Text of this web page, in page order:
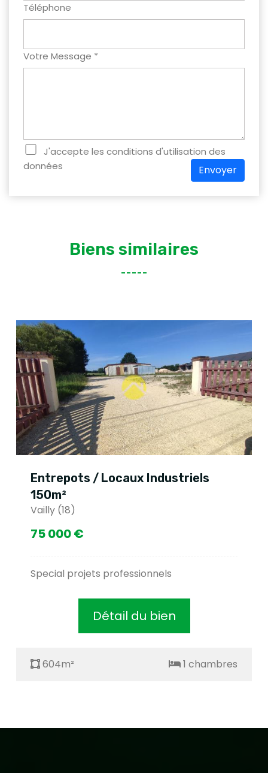
Téléphone
Votre Message *
J'accepte les conditions d'utilisation des
données
Envoyer
Biens similaires
Entrepots / Locaux Industriels
150m²
Vailly (18)
75 000 €
Special projets professionnels
Détail du bien
604m² 1 chambres